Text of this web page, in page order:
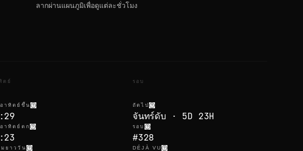
ลากผ่านแผนภูมิเพื่อดูแต่ละชั่วโมง
ตย์
าทิตย์ขึ้น
าทิตย์ตก
ยาววัน
รอบ
ถัดไป
จันทร์ดับ · 5D 23H
รอบ
#328
DÉJÀ VU